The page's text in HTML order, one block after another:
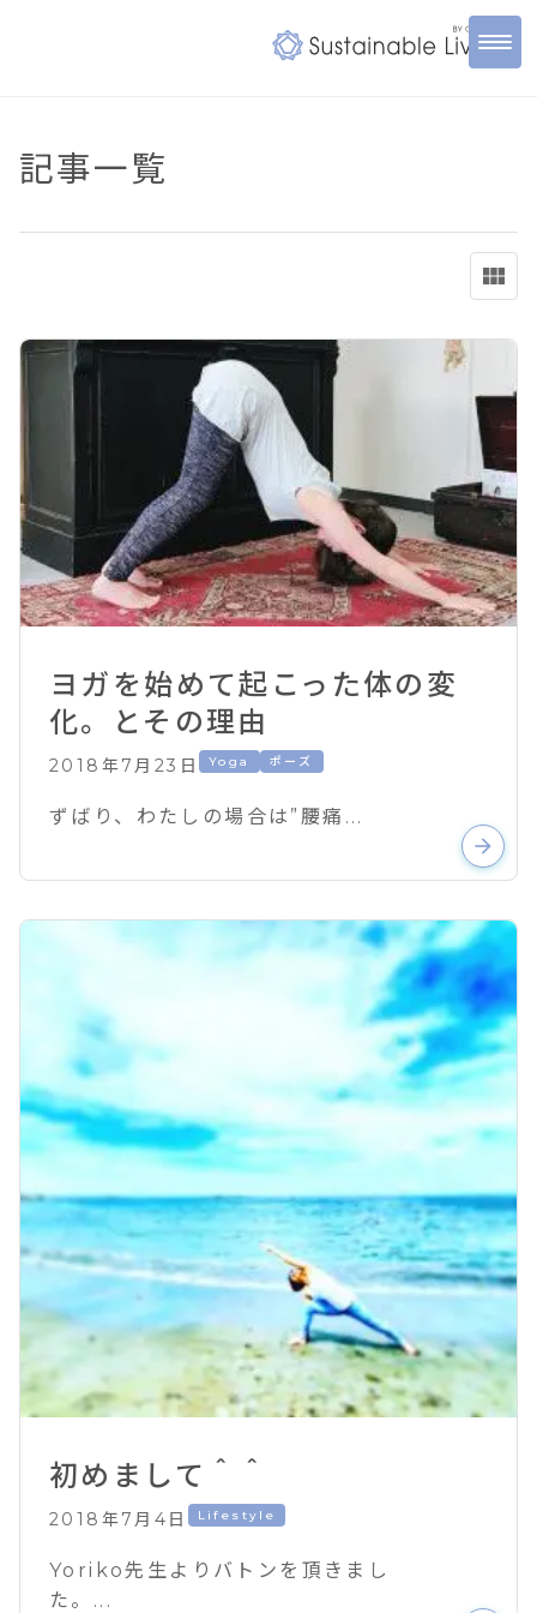
記事一覧
view_module
ヨガを始めて起こった体の変
化。とその理由
2018年7月23日 Yoga ポーズ
ずばり、わたしの場合は”腰痛...
arrow_forward
初めまして＾＾
2018年7月4日 Lifestyle
Yoriko先生よりバトンを頂きまし
た。...